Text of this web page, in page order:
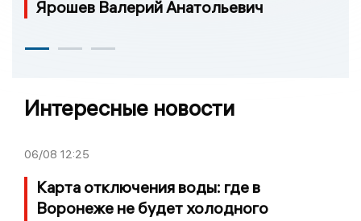
Ярошев Валерий Анатольевич
Интересные новости
06/08 12:25
Карта отключения воды: где в
Воронеже не будет холодного